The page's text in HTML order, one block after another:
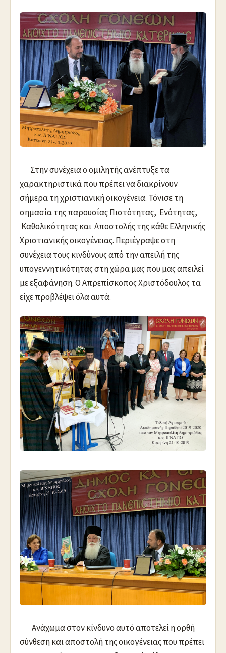
Στην συνέχεια ο ομιλητής ανέπτυξε τα
χαρακτηριστικά που πρέπει να διακρίνουν
σήμερα τη χριστιανική οικογένεια. Τόνισε τη
σημασία της παρουσίας Πιστότητας, Ενότητας,
Καθολικότητας και Αποστολής της κάθε Ελληνικής
Χριστιανικής οικογένειας. Περιέγραψε στη
συνέχεια τους κινδύνους από την απειλή της
υπογεννητικότητας στη χώρα μας που μας απειλεί
με εξαφάνηση. Ο Απρεπίσκοπος Χριστόδουλος τα
είχε προβλέψει όλα αυτά.
Ανάχωμα στον κίνδυνο αυτό αποτελεί η ορθή
σύνθεση και αποστολή της οικογένειας που πρέπει